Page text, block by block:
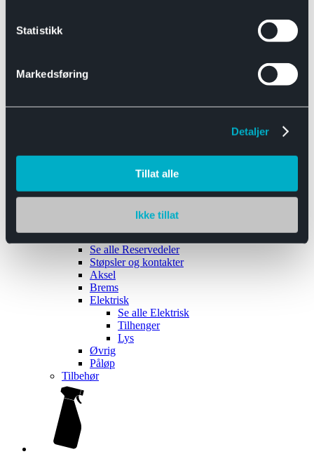
Statistikk
Markedsføring
Detaljer
Tillat alle
Ikke tillat
Båthengere
Reservedeler
Se alle Reservedeler
Støpsler og kontakter
Aksel
Brems
Elektrisk
Se alle Elektrisk
Tilhenger
Lys
Øvrig
Påløp
Tilbehør